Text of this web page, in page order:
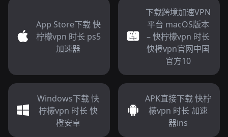
App Store下载 快
柠檬vpn 时长 ps5
加速器
下载跨境加速VPN
平台 macOS版本
– 快柠檬vpn 时长
快橙vpn官网中国
官方10
Windows下载 快
柠檬vpn 时长 快
橙安卓
APK直接下载 快柠
檬vpn 时长 加速
器ins